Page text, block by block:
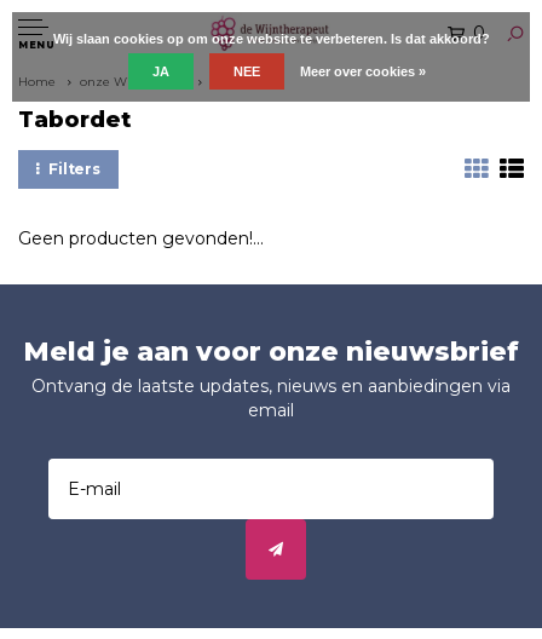
MENU
0
Home onze Wijnboeren Tabordet
Tabordet
Filters
Geen producten gevonden!...
Meld je aan voor onze nieuwsbrief
Ontvang de laatste updates, nieuws en aanbiedingen via
email
Wij slaan cookies op om onze website te verbeteren. Is dat akkoord?
JA NEE Meer over cookies »